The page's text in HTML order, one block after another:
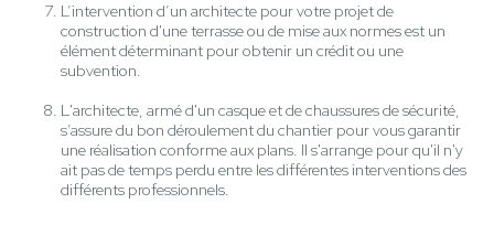
L’intervention d’un architecte pour votre projet de
construction d'une terrasse ou de mise aux normes est un
élément déterminant pour obtenir un crédit ou une
subvention.
L'architecte, armé d'un casque et de chaussures de sécurité,
s’assure du bon déroulement du chantier pour vous garantir
une réalisation conforme aux plans. Il s'arrange pour qu'il n'y
ait pas de temps perdu entre les différentes interventions des
différents professionnels.